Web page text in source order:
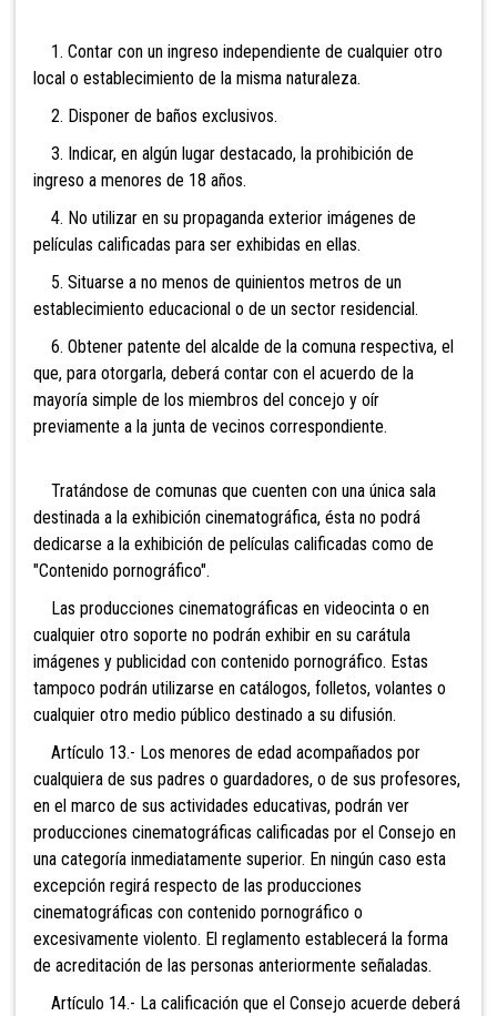
1. Contar con un ingreso independiente de cualquier otro
local o establecimiento de la misma naturaleza.
2. Disponer de baños exclusivos.
3. Indicar, en algún lugar destacado, la prohibición de
ingreso a menores de 18 años.
4. No utilizar en su propaganda exterior imágenes de
películas calificadas para ser exhibidas en ellas.
5. Situarse a no menos de quinientos metros de un
establecimiento educacional o de un sector residencial.
6. Obtener patente del alcalde de la comuna respectiva, el
que, para otorgarla, deberá contar con el acuerdo de la
mayoría simple de los miembros del concejo y oír
previamente a la junta de vecinos correspondiente.
Tratándose de comunas que cuenten con una única sala
destinada a la exhibición cinematográfica, ésta no podrá
dedicarse a la exhibición de películas calificadas como de
"Contenido pornográfico".
Las producciones cinematográficas en videocinta o en
cualquier otro soporte no podrán exhibir en su carátula
imágenes y publicidad con contenido pornográfico. Estas
tampoco podrán utilizarse en catálogos, folletos, volantes o
cualquier otro medio público destinado a su difusión.
Artículo 13.- Los menores de edad acompañados por
cualquiera de sus padres o guardadores, o de sus profesores,
en el marco de sus actividades educativas, podrán ver
producciones cinematográficas calificadas por el Consejo en
una categoría inmediatamente superior. En ningún caso esta
excepción regirá respecto de las producciones
cinematográficas con contenido pornográfico o
excesivamente violento. El reglamento establecerá la forma
de acreditación de las personas anteriormente señaladas.
Artículo 14.- La calificación que el Consejo acuerde deberá